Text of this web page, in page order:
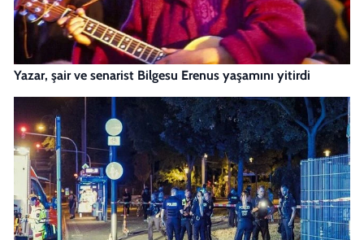
Yazar, şair ve senarist Bilgesu Erenus yaşamını yitirdi